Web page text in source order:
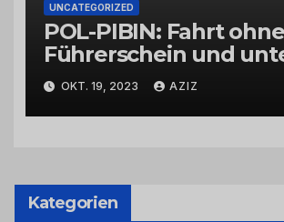
UNCATEGORIZED
POL-PIBIN: Fahrt ohne
Führerschein und
Einfluss von Drogen
OKT. 19, 2023 AZIZ
Kategorien